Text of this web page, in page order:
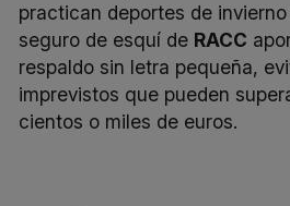
practican deportes de
seguro de esquí de RACC
respaldo sin letra pequeña,
imprevistos que pueden
cientos o miles de euros.